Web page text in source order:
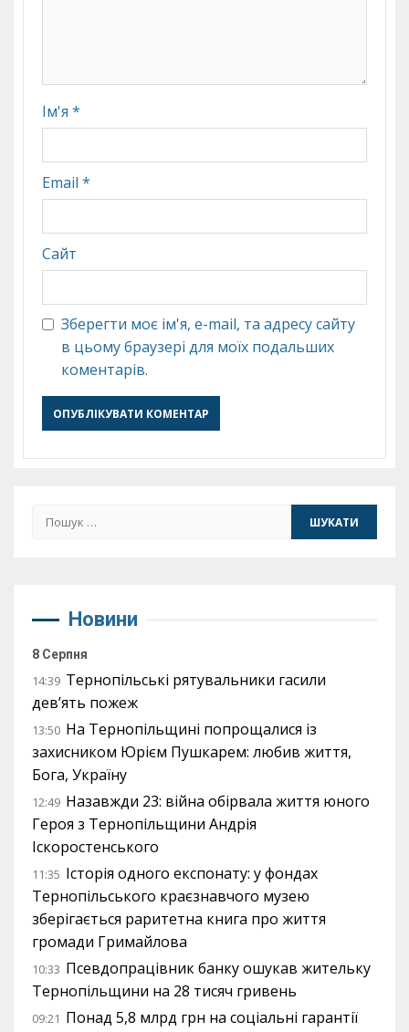
Ім'я *
Email *
Сайт
Зберегти моє ім'я, e-mail, та адресу сайту
в цьому браузері для моїх подальших
коментарів.
Пошук:
Новини
8 Серпня
14:39 Тернопільські рятувальники гасили
дев’ять пожеж
13:50 На Тернопільщині попрощалися із
захисником Юрієм Пушкарем: любив життя,
Бога, Україну
12:49 Назавжди 23: війна обірвала життя юного
Героя з Тернопільщини Андрія
Іскоростенського
11:35 Історія одного експонату: у фондах
Тернопільського краєзнавчого музею
зберігається раритетна книга про життя
громади Гримайлова
10:33 Псевдопрацівник банку ошукав жительку
Тернопільщини на 28 тисяч гривень
09:21 Понад 5,8 млрд грн на соціальні гарантії